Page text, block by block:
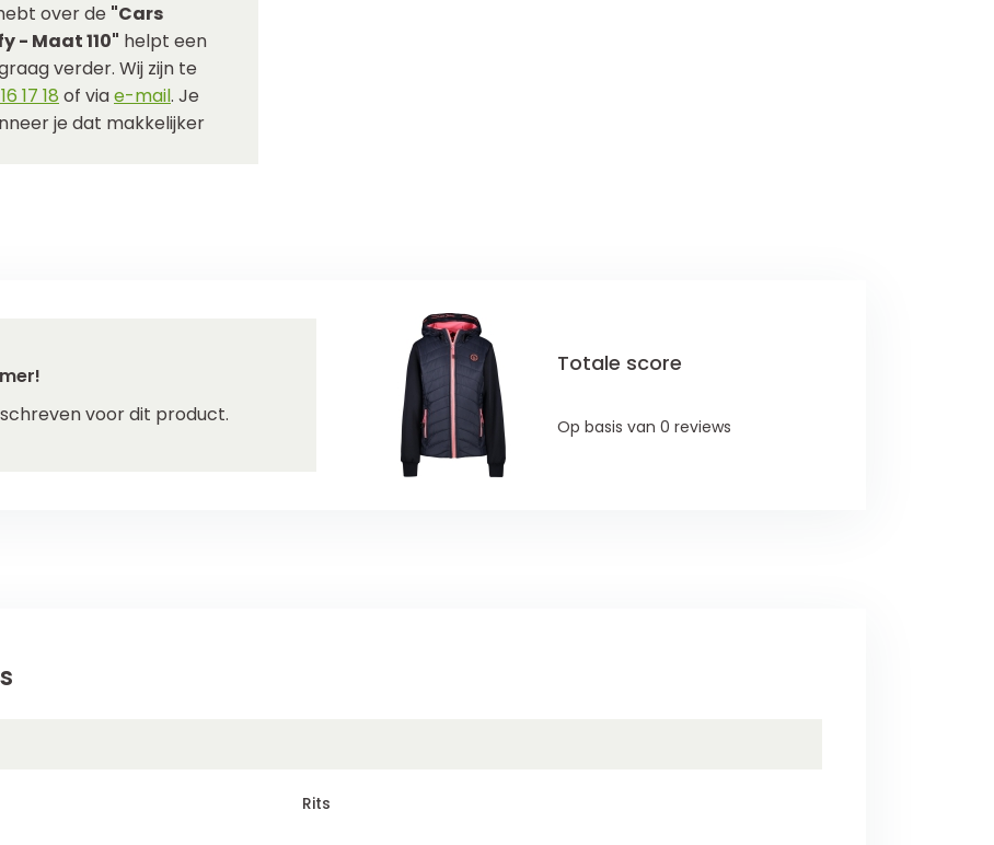
over de "Cars
- Maat 110" helpt een
verder. Wij zijn te
17 18 of viae-mail. Je
je dat makkelijker
voor dit product.
Totale score
Op basis van 0 reviews
Rits